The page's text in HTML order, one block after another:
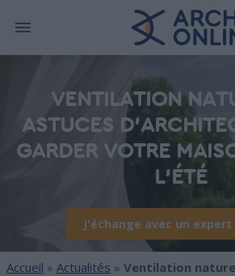
VENTILATION
ASTUCES
GARDER VOTRE
L’ÉTÉ
J'échange avec un
Accueil » Actualités » Ventilation